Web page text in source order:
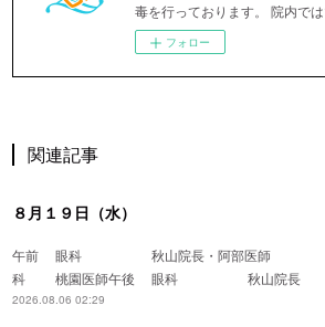
毒を行っております。 院内で
フォロー
関連記事
８月１９日（水）
午前 眼科 秋山院長・
科 桃園医師午後 眼科
2026.08.06 02:29